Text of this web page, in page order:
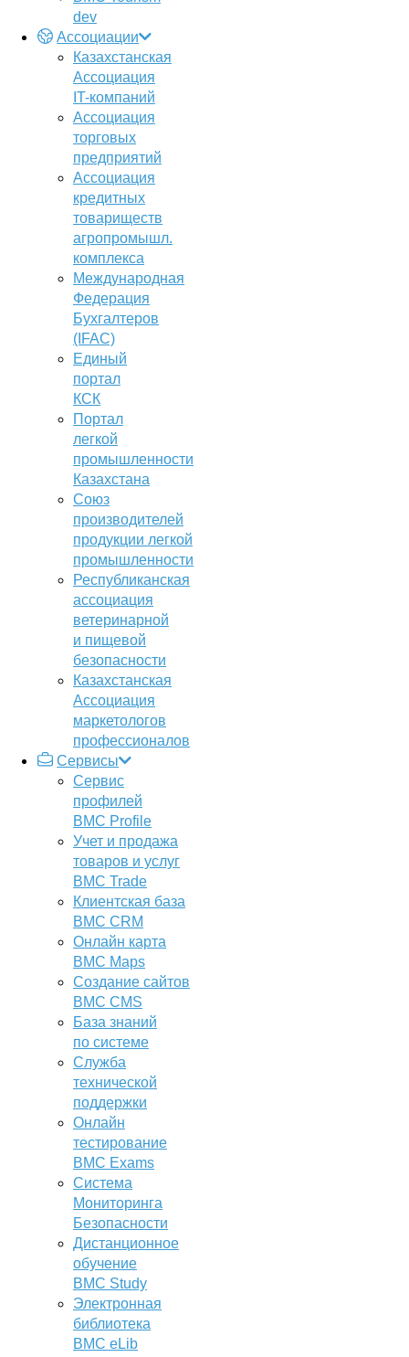
dev
Ассоциации
Казахстанская
Ассоциация
IT-компаний
Ассоциация
торговых
предприятий
Ассоциация
кредитных
товариществ
агропромышл.
комплекса
Международная
Федерация
Бухгалтеров
(IFAC)
Единый
портал
КСК
Портал
легкой
промышленности
Казахстана
Союз
производителей
продукции легкой
промышленности
Республиканская
ассоциация
ветеринарной
и пищевой
безопасности
Казахстанская
Ассоциация
маркетологов
профессионалов
Сервисы
Сервис
профилей
BMC Profile
Учет и продажа
товаров и услуг
BMC Trade
Клиентская база
BMC CRM
Онлайн карта
BMC Maps
Создание сайтов
BMC CMS
База знаний
по системе
Служба
технической
поддержки
Онлайн
тестирование
BMC Exams
Система
Мониторинга
Безопасности
Дистанционное
обучение
BMC Study
Электронная
библиотека
BMC eLib